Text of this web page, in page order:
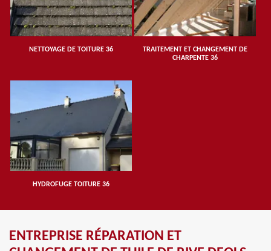
NETTOYAGE DE TOITURE 36
TRAITEMENT ET CHANGEMENT DE
CHARPENTE 36
HYDROFUGE TOITURE 36
ENTREPRISE RÉPARATION ET